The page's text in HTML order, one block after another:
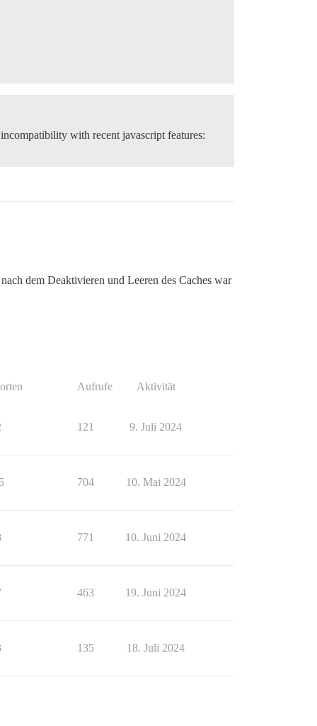
with recent javascript features:
dem Deaktivieren und Leeren des Caches war
Aufrufe Aktivität
121 9. Juli 2024
704 10. Mai 2024
771 10. Juni 2024
463 19. Juni 2024
135 18. Juli 2024